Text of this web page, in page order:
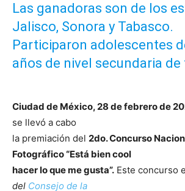
Las ganadoras son de los
Jalisco, Sonora y Tabasco.
Participaron adolescentes
años de nivel secundaria de
Ciudad de México, 28 de febrero de
se llevó a cabo
la premiación del 2do. Concurso
Fotográfico “Está bien cool
hacer lo que me gusta”. Este concurso
del Consejo de la